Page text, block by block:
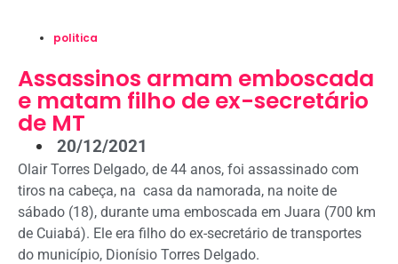
politica
Assassinos armam emboscada
e matam filho de ex-secretário
de MT
20/12/2021
Olair Torres Delgado, de 44 anos, foi assassinado com
tiros na cabeça, na casa da namorada, na noite de
sábado (18), durante uma emboscada em Juara (700 km
de Cuiabá). Ele era filho do ex-secretário de transportes
do município, Dionísio Torres Delgado.